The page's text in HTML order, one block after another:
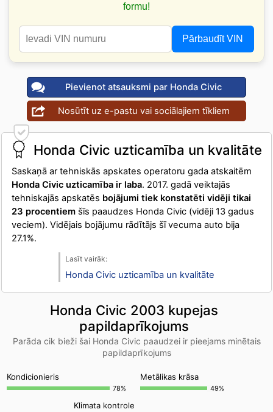
formu!
Pārbaudīt VIN
Pievienot atsauksmi par Honda Civic
Nosūtīt uz e-pastu vai sociālajiem tīkliem
Honda Civic uzticamība un kvalitāte
Saskaņā ar tehniskās apskates operatoru gada atskaitēm
Honda Civic uzticamība ir laba. 2017. gadā veiktajās
tehniskajās apskatēs bojājumi tiek konstatēti vidēji tikai
23 procentiem šīs paaudzes Honda Civic (vidēji 13 gadus
veciem). Vidējais bojājumu rādītājs šī vecuma auto bija
27.1%.
Honda Civic uzticamība un kvalitāte
Honda Civic 2003 kupejas
papildaprīkojums
Parāda cik bieži šai Honda Civic paaudzei ir pieejams minētais
papildaprīkojums
Kondicionieris
78%
Metālikas krāsa
49%
Klimata kontrole